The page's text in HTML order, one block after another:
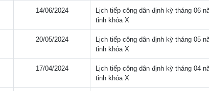
14/06/2024
Lịch tiếp công dân định kỳ tháng 06
tỉnh khóa X
20/05/2024
Lịch tiếp công dân định kỳ tháng 05
tỉnh khóa X
17/04/2024
Lịch tiếp công dân định kỳ tháng 04
tỉnh khóa X